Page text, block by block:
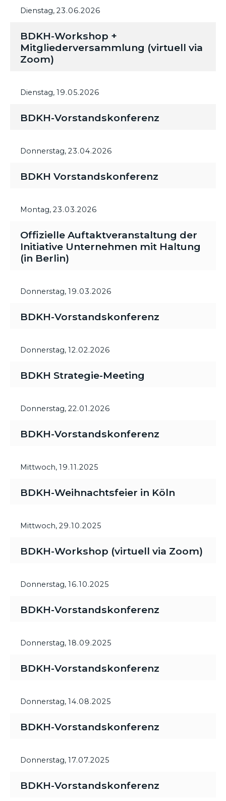
Dienstag, 23.06.2026
BDKH-Workshop +
Mitgliederversammlung (virtuell via
Zoom)
Dienstag, 19.05.2026
BDKH-Vorstandskonferenz
Donnerstag, 23.04.2026
BDKH Vorstandskonferenz
Montag, 23.03.2026
Offizielle Auftaktveranstaltung der
Initiative Unternehmen mit Haltung
(in Berlin)
Donnerstag, 19.03.2026
BDKH-Vorstandskonferenz
Donnerstag, 12.02.2026
BDKH Strategie-Meeting
Donnerstag, 22.01.2026
BDKH-Vorstandskonferenz
Mittwoch, 19.11.2025
BDKH-Weihnachtsfeier in Köln
Mittwoch, 29.10.2025
BDKH-Workshop (virtuell via Zoom)
Donnerstag, 16.10.2025
BDKH-Vorstandskonferenz
Donnerstag, 18.09.2025
BDKH-Vorstandskonferenz
Donnerstag, 14.08.2025
BDKH-Vorstandskonferenz
Donnerstag, 17.07.2025
BDKH-Vorstandskonferenz